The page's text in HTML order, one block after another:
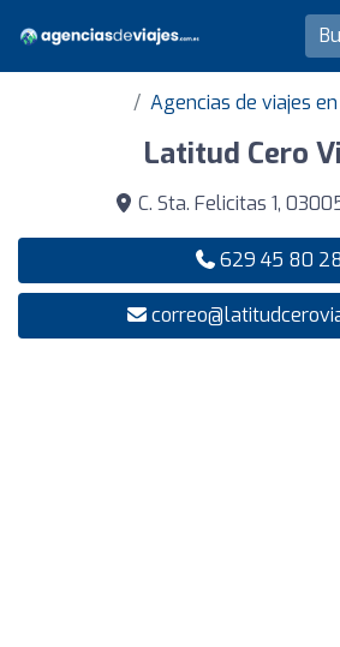
Agencias de viajes
Latitud Cero
C. Sta. Felicitas 1,
629 45 80 28